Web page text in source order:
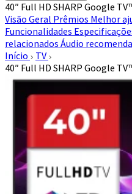
40″ Full HD SHARP Google
Visão Geral Prêmios Melhor
Funcionalidades
relacionados Áudio
Início
TV
40″ Full HD SHARP Google